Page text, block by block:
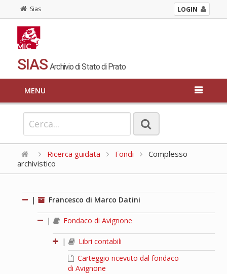
Sias LOGIN
SIAS Archivio di Stato di Prato
MENU
Ricerca guidata Fondi
Complesso
archivistico
| Francesco di Marco Datini
| Fondaco di Avignone
|
Libri contabili
Carteggio ricevuto dal fondaco
di Avignone